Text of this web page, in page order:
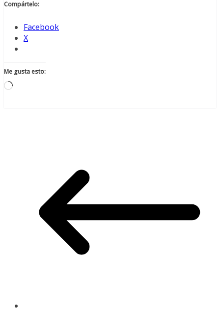
Compártelo:
Facebook
X
Me gusta esto:
Cargando...